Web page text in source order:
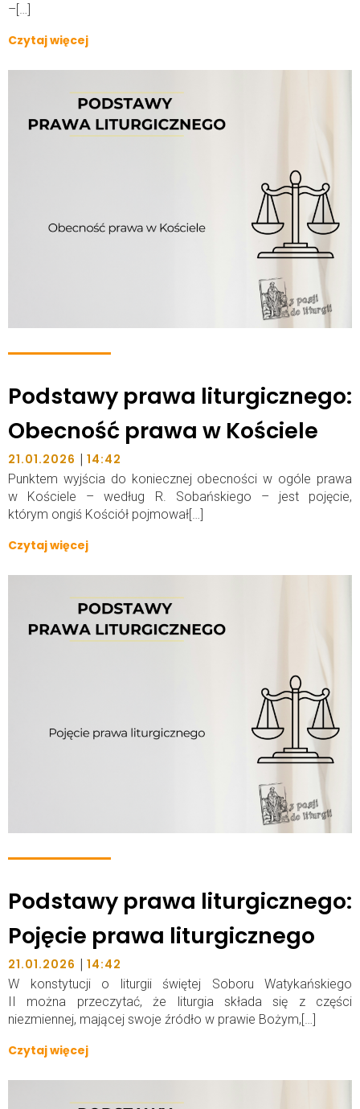
–[…]
Czytaj więcej
Podstawy prawa liturgicznego:
Obecność prawa w Kościele
21.01.2026 | 14:42
Punktem wyjścia do koniecznej obecności w ogóle prawa
w Kościele – według R. Sobańskiego – jest pojęcie,
którym ongiś Kościół pojmował[…]
Czytaj więcej
Podstawy prawa liturgicznego:
Pojęcie prawa liturgicznego
21.01.2026 | 14:42
W konstytucji o liturgii świętej Soboru Watykańskiego
II można przeczytać, że liturgia składa się z części
niezmiennej, mającej swoje źródło w prawie Bożym,[…]
Czytaj więcej